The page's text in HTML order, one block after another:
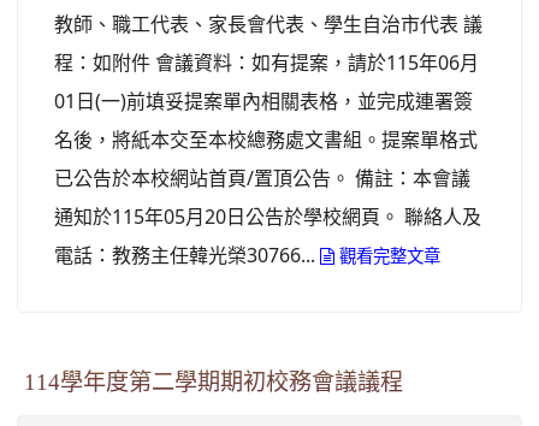
教師、職工代表、家長會代表、學生自治市代表 議
程：如附件 會議資料：如有提案，請於115年06月
01日(一)前填妥提案單內相關表格，並完成連署簽
名後，將紙本交至本校總務處文書組。提案單格式
已公告於本校網站首頁/置頂公告。 備註：本會議
通知於115年05月20日公告於學校網頁。 聯絡人及
電話：教務主任韓光榮30766...
觀看完整文章
114學年度第二學期期初校務會議議程